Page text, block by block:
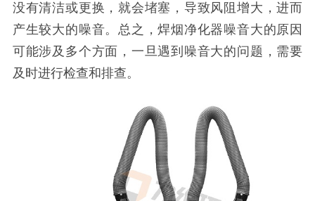
没有清洁或更换，就会堵塞，导致风阻增大，进而
产生较大的噪音。总之，焊烟净化器噪音大的原因
可能涉及多个方面，一旦遇到噪音大的问题，需要
及时进行检查和排查。